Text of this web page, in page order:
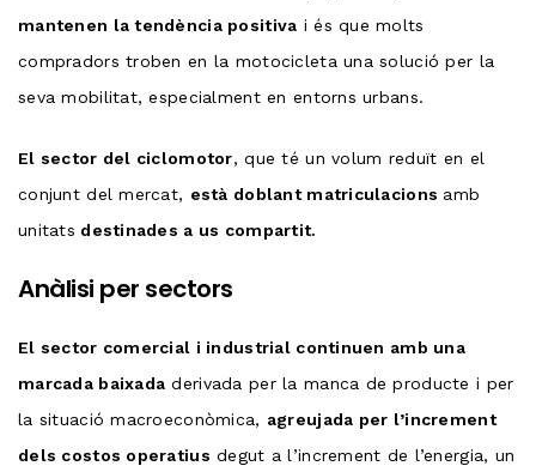
mantenen la tendència positiva i és que molts
compradors troben en la motocicleta una solució per la
seva mobilitat, especialment en entorns urbans.
El sector del ciclomotor, que té un volum reduït en el
conjunt del mercat, està doblant matriculacions amb
unitats destinades a us compartit.
Anàlisi per sectors
El sector comercial i industrial continuen amb una
marcada baixada derivada per la manca de producte i per
la situació macroeconòmica, agreujada per l’increment
dels costos operatius degut a l’increment de l’energia, un